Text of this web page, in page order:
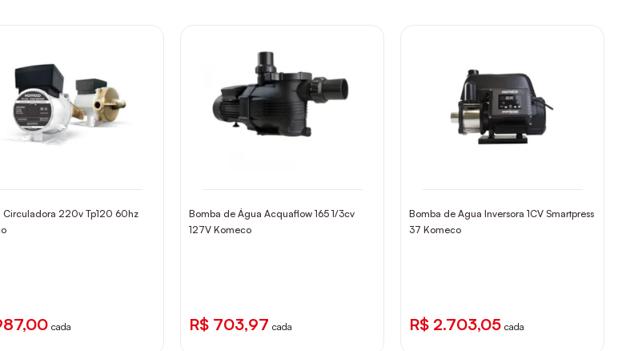
Circuladora 220v Tp120 60hz
cada
Bomba de Água Acquaflow 165 1/3cv
127V Komeco
R$ 703,97 cada
Bomba de Agua Inversora 1CV Smartpress
37 Komeco
R$ 2.703,05 cada